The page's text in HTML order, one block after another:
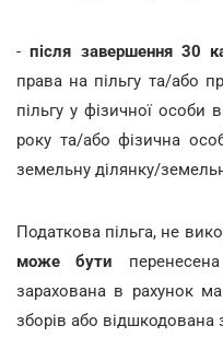
-після завершення 30
права на пільгу та/або
пільгу у фізичної особи
року та/або фізична
земельну ділянку/
Податкова пільга, не
може бути
зарахована в рахунок
зборів або відшкодована